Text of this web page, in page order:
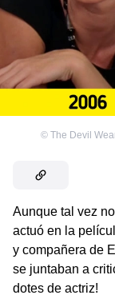
© The Devil
Aunque tal vez
actuó en la
y compañera de
se juntaban a
dotes de actriz!